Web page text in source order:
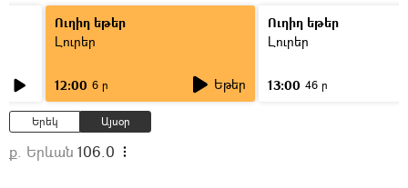
Ուղիղ եթեր
Լուրեր
12:00 6 ր Եթեր
Ուղիղ եթեր
Լուրեր
13:00 46 ր
Երեկ Այսօր
ք. Երևան 106.0